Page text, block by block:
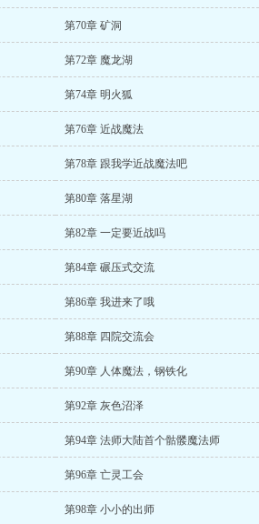
第70章 矿洞
第72章 魔龙湖
第74章 明火狐
第76章 近战魔法
第78章 跟我学近战魔法吧
第80章 落星湖
第82章 一定要近战吗
第84章 碾压式交流
第86章 我进来了哦
第88章 四院交流会
第90章 人体魔法，钢铁化
第92章 灰色沼泽
第94章 法师大陆首个骷髅魔法师
第96章 亡灵工会
第98章 小小的出师